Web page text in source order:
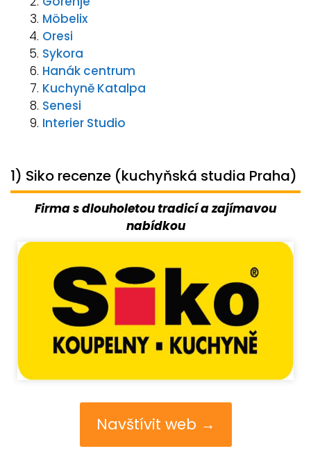
Möbelix
Oresi
Sykora
Hanák centrum
Kuchyně Katalpa
Senesi
Interier Studio
1) Siko recenze (kuchyňská studia Praha)
Firma s dlouholetou tradicí a zajímavou
nabídkou
Navštívit web →